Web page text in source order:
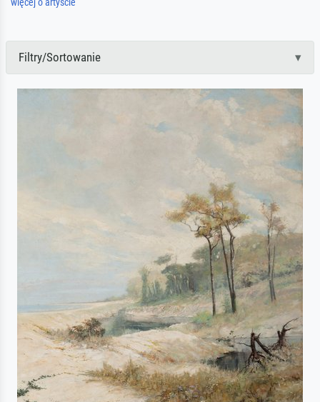
Filtry/Sortowanie